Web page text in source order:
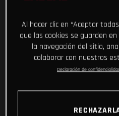
Al hacer clic en “Aceptar
que las cookies se guarden
la navegación del sitio,
colaborar con nuestros
Declaración de